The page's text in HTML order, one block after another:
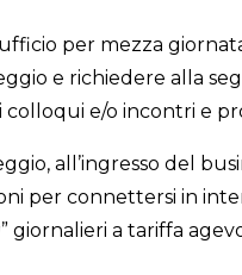
per mezza
e richiedere alla
i colloqui e/o incontri e
all’ingresso del
per connettersi in
” giornalieri a tariffa